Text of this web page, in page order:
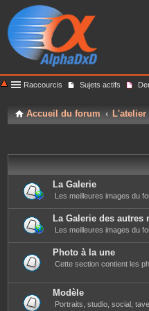
Raccourcis Sujets actifs
Accueil du forum
La Galerie
Les meilleures images du
La Galerie des autres
Les meilleures images du
Photo à la une
Cette section contient les
Modèle
Portraits, studio, social,